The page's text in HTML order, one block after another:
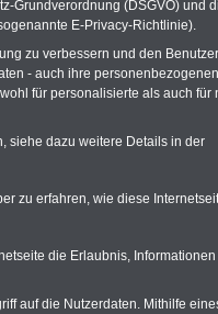
(auch
für verfassungs-
der Besoldung
gibt es teilweise
für
eines Gesetzentwurfs
Oktober 2025
Grundverordnung (DSGVO) und
E-Privacy-Richtlinie).
zu verbessern und den
- auch ihre
für personalisierte als auch für
siehe dazu weitere Details in der
zu erfahren, wie diese
die Erlaubnis,
auf die Nutzerdaten. Mithilfe